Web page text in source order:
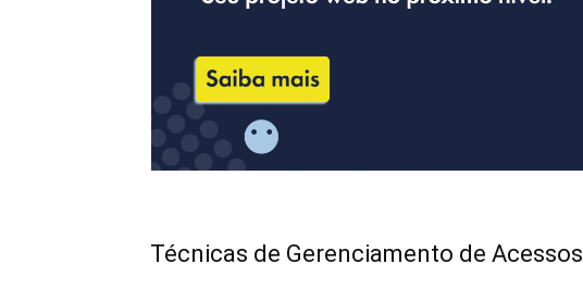
Técnicas de Gerenciamento de Acessos